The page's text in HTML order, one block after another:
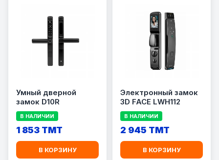
Умный дверной
замок D10R
В НАЛИЧИИ
1 853 TMT
В КОРЗИНУ
Электронный замок
3D FACE LWH112
В НАЛИЧИИ
2 945 TMT
В КОРЗИНУ